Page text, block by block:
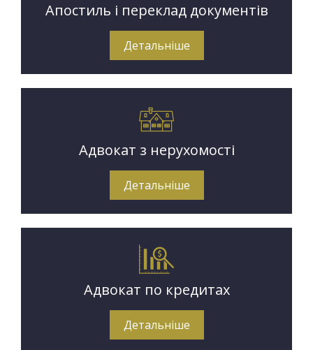
Апостиль і переклад документів
Детальніше
Адвокат з нерухомості
Детальніше
Адвокат по кредитах
Детальніше